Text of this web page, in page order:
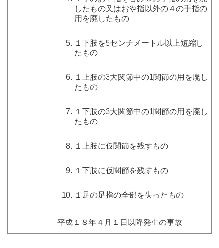
したもの又はおや指以外の４の手指の
用を廃したもの
１下肢を5センチメートル以上短縮し
たもの
１上肢の3大関節中の1関節の用を廃し
たもの
１下肢の3大関節中の1関節の用を廃し
たもの
１上肢に仮関節を残すもの
１下肢に仮関節を残すもの
１足の足指の全部を失ったもの
平成１８年４月１日以降発生の事故